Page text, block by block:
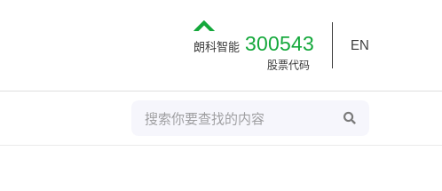
朗科智能 300543
股票代码
EN